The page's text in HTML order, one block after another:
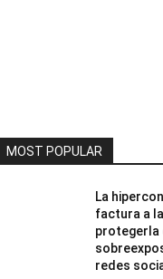
MOST POPULAR
La
factura a
protegerla
redes